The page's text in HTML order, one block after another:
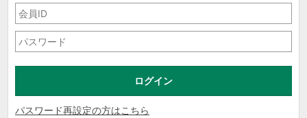
パスワード再設定の方はこちら